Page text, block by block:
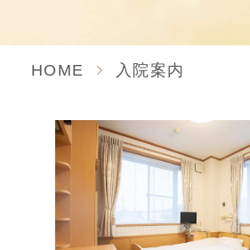
HOME 入院案内